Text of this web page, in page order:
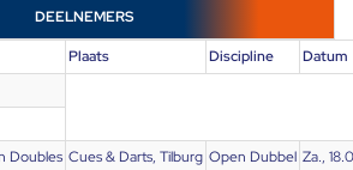
DEELNEMERS
Plaats Discipline Datum
Doubles Cues & Darts, Tilburg Open Dubbel Za.,